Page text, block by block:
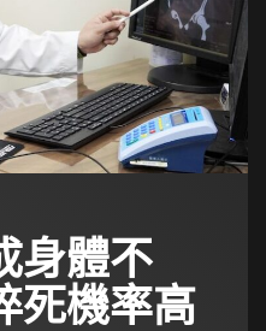
身體不
機率高